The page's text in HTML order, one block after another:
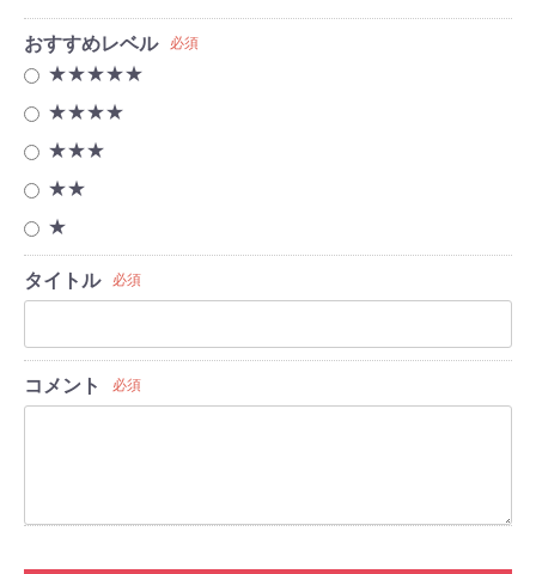
おすすめレベル 必須
★★★★★
★★★★
★★★
★★
★
タイトル 必須
コメント 必須